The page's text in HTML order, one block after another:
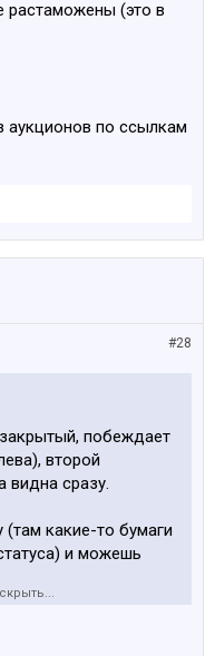
растаможены (это в
по ссылкам
#28
побеждает
второй
видна сразу.
какие-то бумаги
и можешь